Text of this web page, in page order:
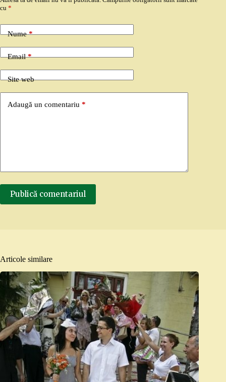
cu *
Nume*
Email*
Site web
Adaugă un comentariu *
Publică comentariul
Articole similare